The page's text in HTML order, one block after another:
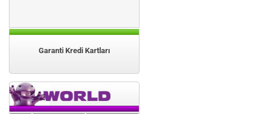
Garanti Kredi Kartları